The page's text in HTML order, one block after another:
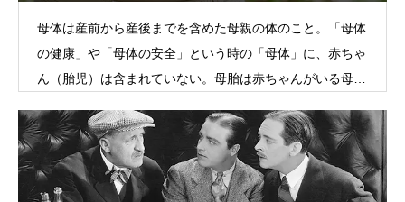
母体は産前から産後までを含めた母親の体のこと。「母体
の健康」や「母体の安全」という時の「母体」に、赤ちゃ
ん（胎児）は含まれていない。母胎は赤ちゃんがいる母親